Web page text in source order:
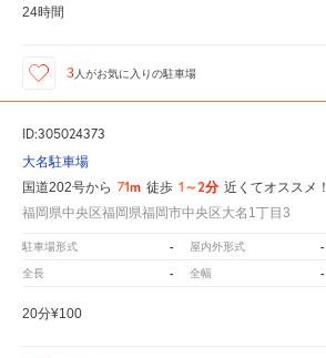
24時間
3 人がお気に入りの駐車場
ID:305024373
大名駐車場
国道202号から 71m 徒歩 1～2分 近くてオススメ！
福岡県中央区福岡県福岡市中央区大名1丁目3
駐車場形式 - 屋内外形式 -
全長 - 全幅 -
20分¥100